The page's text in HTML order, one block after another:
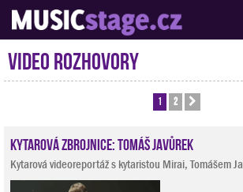
S muzikanty pro muzikanty
Video rozhovory
1 2
Kytarová zbrojnice: Tomáš Javůrek
Kytarová videoreportáž s kytaristou Mirai, Tomášem